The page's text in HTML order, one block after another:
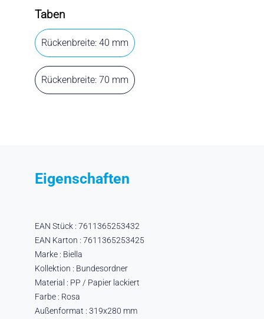
Taben
Rückenbreite: 40 mm
Rückenbreite: 70 mm
Eigenschaften
EAN Stück : 7611365253432
EAN Karton : 7611365253425
Marke : Biella
Kollektion : Bundesordner
Material : PP / Papier lackiert
Farbe : Rosa
Außenformat : 319x280 mm